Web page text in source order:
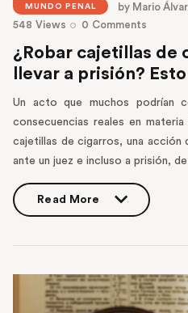
MUNDO PENAL by Mario
548 Views 0 Comments
¿Robar cajetillas de
llevar a prisión?
Un acto que muchos podrían
consecuencias reales en
cajetillas de cigarros, una acción
ante un juez e incluso a prisión,
Read More